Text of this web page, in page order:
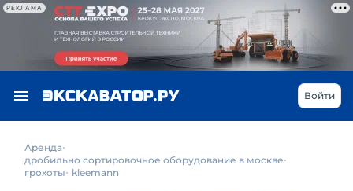
РЕКЛАМА
Войти
Аренда
дробильно сортировочное оборудование в москве
грохоты
kleemann